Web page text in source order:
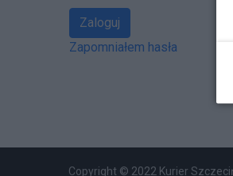
Zaloguj
Zapomniałem hasła
Copyright © 2022 Kurier